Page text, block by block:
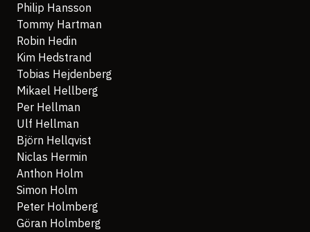
Philip Hansson
Tommy Hartman
Robin Hedin
Kim Hedstrand
Tobias Hejdenberg
Mikael Hellberg
Per Hellman
Ulf Hellman
Björn Hellqvist
Niclas Hermin
Anthon Holm
Simon Holm
Peter Holmberg
Göran Holmberg